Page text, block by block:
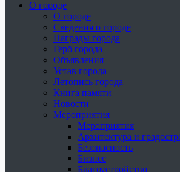
О городе
О городе
Сведения о городе
Награды города
Герб города
Объявления
Устав города
Летопись города
Книга памяти
Новости
Мероприятия
Мероприятия
Архитектура и
Безопасность
Бизнес
Благоустройство